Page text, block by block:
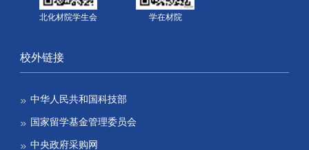
北化材院学生会 学在材院
校外链接
中华人民共和国科技部
国家留学基金管理委员会
中央政府采购网